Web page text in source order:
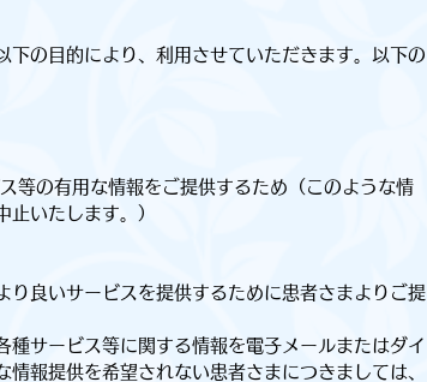
の目的により、利用させていただきます。以下の
等の有用な情報をご提供するため（このような情
いたします。）
良いサービスを提供するために患者さまよりご提
サービス等に関する情報を電子メールまたはダイ
報提供を希望されない患者さまにつきましては、